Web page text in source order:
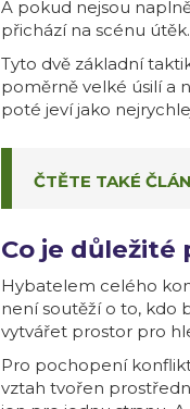
A pokud nejsou
přichází na scénu útěk.
Tyto dvě základní
poměrně velké úsilí a
poté jeví jako
ČTĚTE TAKÉ
Co je důležité
Hybatelem celého
není soutěží o to, kdo
vytvářet prostor pro
Pro pochopení
vztah tvořen